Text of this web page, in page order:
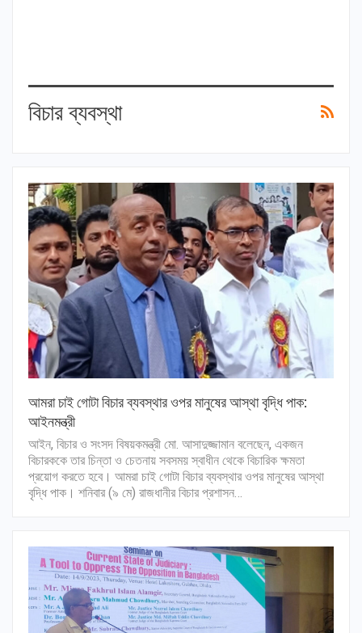
বিচার ব্যবস্থা
আমরা চাই গোটা বিচার ব্যবস্থার ওপর মানুষের আস্থা বৃদ্ধি পাক:
আইনমন্ত্রী
আইন, বিচার ও সংসদ বিষয়কমন্ত্রী মো. আসাদুজ্জামান বলেছেন, একজন
বিচারককে তার চিন্তা ও চেতনায় সবসময় স্বাধীন থেকে বিচারিক ক্ষমতা
প্রয়োগ করতে হবে। আমরা চাই গোটা বিচার ব্যবস্থার ওপর মানুষের আস্থা
বৃদ্ধি পাক। শনিবার (৯ মে) রাজধানীর বিচার প্রশাসন…